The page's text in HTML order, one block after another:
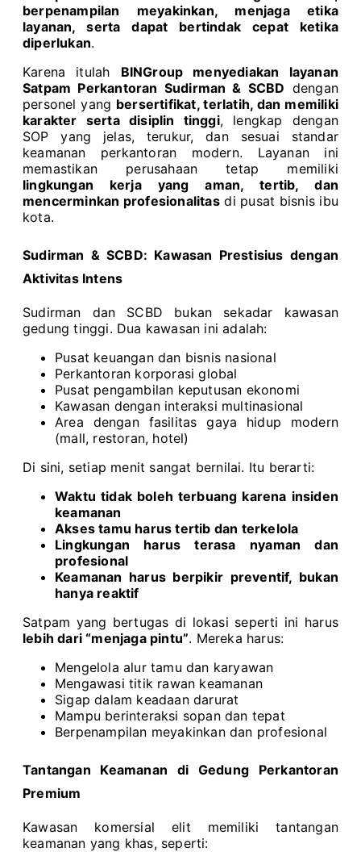
berpenampilan meyakinkan, menjaga etika
layanan, serta dapat bertindak cepat ketika
diperlukan.
Karena itulah BINGroup menyediakan layanan
Satpam Perkantoran Sudirman & SCBD dengan
personel yang bersertifikat, terlatih, dan memiliki
karakter serta disiplin tinggi, lengkap dengan
SOP yang jelas, terukur, dan sesuai standar
keamanan perkantoran modern. Layanan ini
memastikan perusahaan tetap memiliki
lingkungan kerja yang aman, tertib, dan
mencerminkan profesionalitasdi pusat bisnis ibu
kota.
Sudirman & SCBD: Kawasan Prestisius dengan
Aktivitas Intens
Sudirman dan SCBD bukan sekadar kawasan
gedung tinggi. Dua kawasan ini adalah:
Pusat keuangan dan bisnis nasional
Perkantoran korporasi global
Pusat pengambilan keputusan ekonomi
Kawasan dengan interaksi multinasional
Area dengan fasilitas gaya hidup modern
(mall, restoran, hotel)
Di sini, setiap menit sangat bernilai. Itu berarti:
Waktu tidak boleh terbuang karena insiden
keamanan
Akses tamu harus tertib dan terkelola
Lingkungan harus terasa nyaman dan
profesional
Keamanan harus berpikir preventif, bukan
hanya reaktif
Satpam yang bertugas di lokasi seperti ini harus
lebih dari “menjaga pintu”. Mereka harus:
Mengelola alur tamu dan karyawan
Mengawasi titik rawan keamanan
Sigap dalam keadaan darurat
Mampu berinteraksi sopan dan tepat
Berpenampilan meyakinkan dan profesional
Tantangan Keamanan di Gedung Perkantoran
Premium
Kawasan komersial elit memiliki tantangan
keamanan yang khas, seperti: